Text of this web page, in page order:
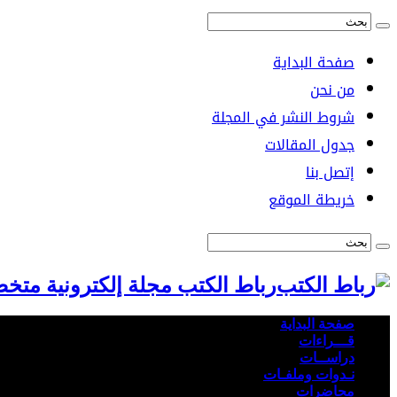
صفحة البداية
من نحن
شروط النشر في المجلة
جدول المقالات
إتصل بنا
خريطة الموقع
رباط الكتب مجلة إلكترونية
صفحة البداية
قـــراءات
دراســات
نـدوات وملفـات
محاضرات